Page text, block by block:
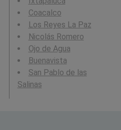
Coacalco
Los Reyes La Paz
Nicolás Romero
Ojo de Agua
Buenavista
San Pablo de las
Salinas